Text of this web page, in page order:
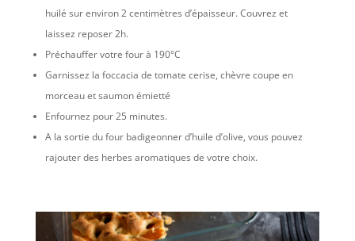
huilé sur environ 2 centimètres d’épaisseur. Couvrez et
laissez reposer 2h.
Préchauffer votre four à 190°C
Garnissez la foccacia de tomate cerise, chèvre coupe en
morceau et saumon émietté
Enfournez pour 25 minutes.
A la sortie du four badigeonner d’huile d’olive, vous pouvez
rajouter des herbes aromatiques de votre choix.